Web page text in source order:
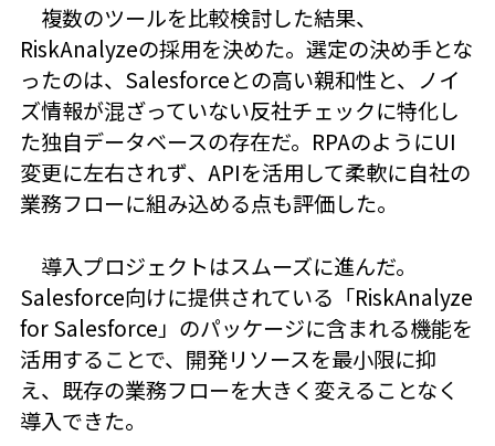
複数のツールを比較検討した結果、
RiskAnalyzeの採用を決めた。選定の決め手とな
ったのは、Salesforceとの高い親和性と、ノイ
ズ情報が混ざっていない反社チェックに特化し
た独自データベースの存在だ。RPAのようにUI
変更に左右されず、APIを活用して柔軟に自社の
業務フローに組み込める点も評価した。
導入プロジェクトはスムーズに進んだ。
Salesforce向けに提供されている「RiskAnalyze
for Salesforce」のパッケージに含まれる機能を
活用することで、開発リソースを最小限に抑
え、既存の業務フローを大きく変えることなく
導入できた。